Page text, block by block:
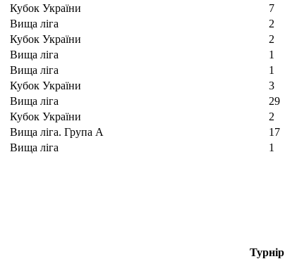
Кубок України 7
Вища ліга 2
Кубок України 2
Вища ліга 1
Вища ліга 1
Кубок України 3
Вища ліга 29
Кубок України 2
Вища ліга. Група А 17
Вища ліга 1
Турнір